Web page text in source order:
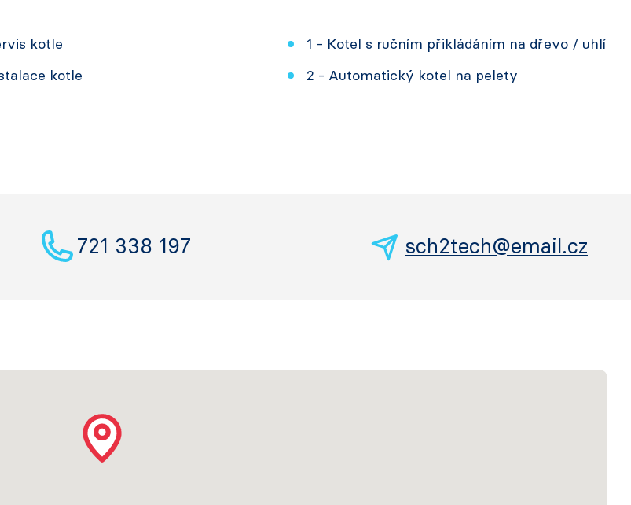
kotle
kotle
1 - Kotel s ručním přikládáním na dřevo / uhlí
2 - Automatický kotel na pelety
721 338 197 sch2tech@email.cz